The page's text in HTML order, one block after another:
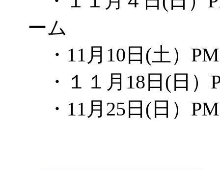
ーム
・ 11月10日 (土 ） PM
・ １１月18日 ( 日 ）
・ 11月25日 ( 日 ） PM